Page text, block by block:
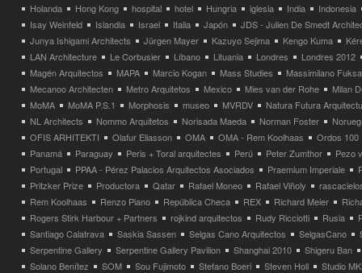
Holanda
Hong Kong hospital hotel Hungria iglesia India
Indonesia
Isay Weinfeld
Islandia Israel Italia Japón
JDS - Julien De Smedt
Junya Ishigami Architects
Jürgen Mayer Kazuyo Sejima Kengo Kuma
LAN Architecture
Le Corbusier Líbano Lituania Londres
Londres 2012
Magén Arquitectos
MAPA Marcio Kogan Mass Studies
Massimilano
Mecanoo Architecten
Metro Arquitetos Mexico Mies van der Rohe
Milan
MoMA
MoMA P.S.1 Morphosis museo MVRDV
Natura Futura
NL Architects
Nommo Arquitetos Norisada Maeda Norman Foster
OFIS ARHITEKTI
Olafur Eliasson OMA OMA - Rem Koolhaas
Ordos 100
Panamá
Paraguay Peris + Toral arquitectes Perú Peter Zumthor
Pezo
Portugal
PPAA - Pérez Palacios Arquitectos Asociados Praemium Imperiale
Pritzker Prize
Productora Qatar Rafael Moneo Rafael Viñoly
Rem Koolhaas
Renzo Piano República Checa REX Richard Meier
Rogers Stirk Harbour + Partners
rojkind arquitectos Rudy Ricciotti Rusia
Santiago Calatrava
Saskia Sassen Selgas Cano Arquitectos SelgasCano
Serpentine Gallery
Serpentine Gallery Pavilion Shanghai 2010
Shigeru Ban
Solano Benítez
SOM Sou Fujimoto Stefano Boeri Steven Holl
Studio